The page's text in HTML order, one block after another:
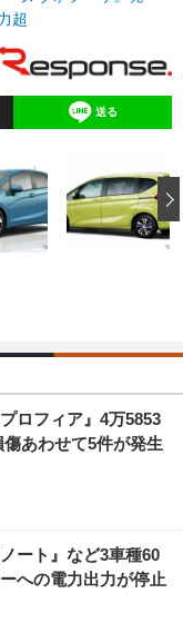
超
送る
ロフィア』4万5853
あわせて5件が発生
ート』など3車種60
への電力出力が停止